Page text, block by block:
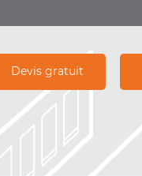
Devis gratuit